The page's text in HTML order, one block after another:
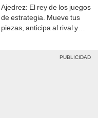
Ajedrez: El rey de los juegos
de estrategia. Mueve tus
piezas, anticipa al rival y